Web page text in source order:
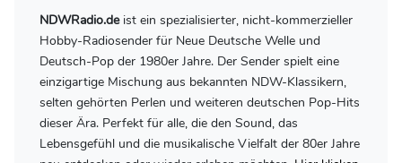
NDWRadio.deist ein spezialisierter, nicht-kommerzieller
Hobby-Radiosender für Neue Deutsche Welle und
Deutsch-Pop der 1980er Jahre. Der Sender spielt eine
einzigartige Mischung aus bekannten NDW-Klassikern,
selten gehörten Perlen und weiteren deutschen Pop-Hits
dieser Ära. Perfekt für alle, die den Sound, das
Lebensgefühl und die musikalische Vielfalt der 80er Jahre